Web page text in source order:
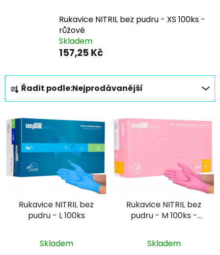
Rukavice NITRIL bez pudru - XS 100ks -
růžové
Skladem
157,25 Kč
Ř
a
z
e
n
p
Řadit podle:Nejprodávanější
V
ý
p
Rukavice NITRIL bez
pudru - L 100ks
Skladem
Rukavice NITRIL bez
pudru - M 100ks -
hodnocení
Skladem